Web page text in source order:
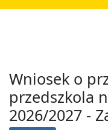
Wniosek o
przedszkola
2026/2027 -